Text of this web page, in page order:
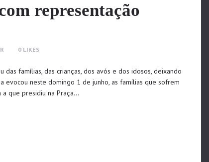
representação
0 LIKES
das famílias, das crianças, dos avós e dos idosos, deixando
evocou neste domingo 1 de junho, as famílias que sofrem
a que presidiu na Praça…